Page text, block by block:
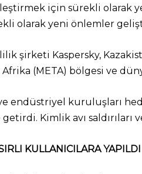
için sürekli
olarak yeni önlemler
şirketi Kaspersky,
(META) bölgesi ve
endüstriyel kuruluşları
Kimlik avı saldırıları
KULLANICILARA YAPILDI